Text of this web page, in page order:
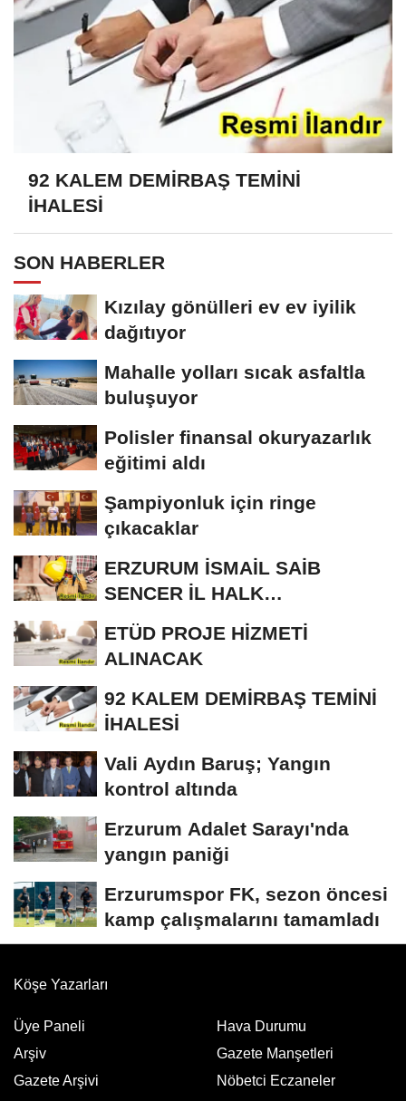
92 KALEM DEMİRBAŞ TEMİNİ
İHALESİ
SON HABERLER
Kızılay gönülleri ev ev iyilik
dağıtıyor
Mahalle yolları sıcak asfaltla
buluşuyor
Polisler finansal okuryazarlık
eğitimi aldı
Şampiyonluk için ringe
çıkacaklar
ERZURUM İSMAİL SAİB
SENCER İL HALK
KÜTÜPHANESİ BAKIM VE
ONARIM...
ETÜD PROJE HİZMETİ
ALINACAK
92 KALEM DEMİRBAŞ TEMİNİ
İHALESİ
Vali Aydın Baruş; Yangın
kontrol altında
Erzurum Adalet Sarayı'nda
yangın paniği
Erzurumspor FK, sezon öncesi
kamp çalışmalarını tamamladı
Köşe Yazarları
Üye Paneli
Arşiv
Gazete Arşivi
Hava Durumu
Gazete Manşetleri
Nöbetci Eczaneler